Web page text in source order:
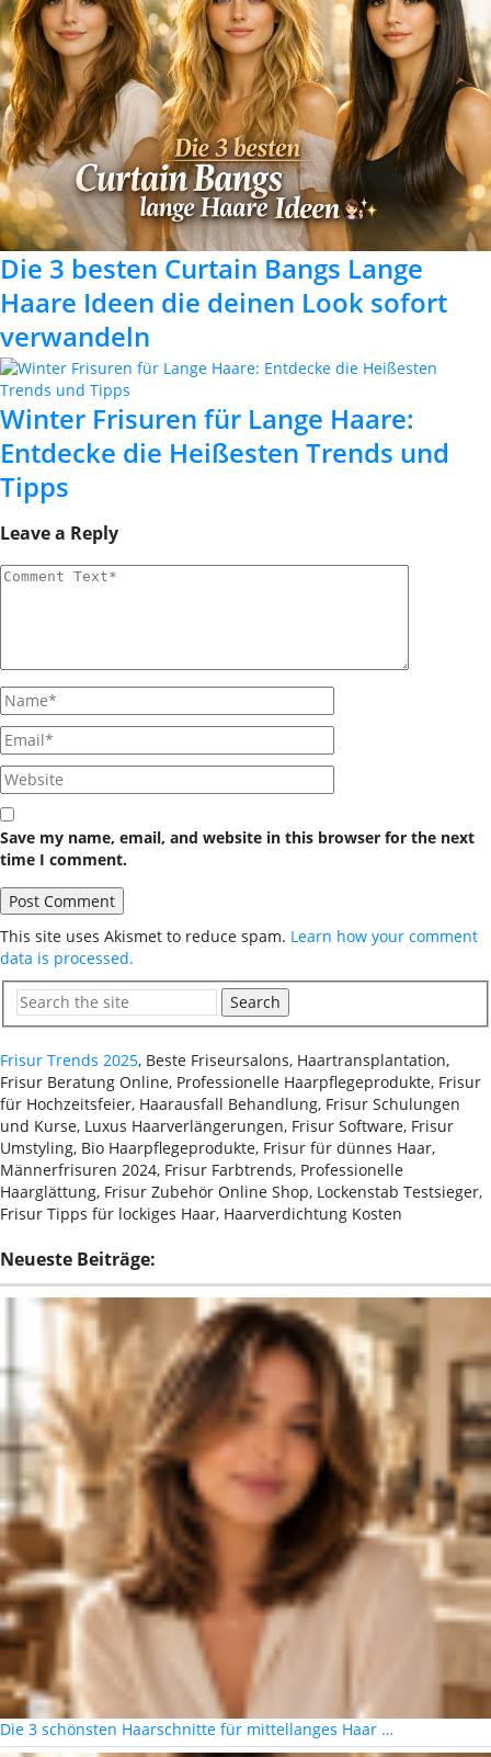
Die 3 besten Curtain Bangs Lange
Haare Ideen die deinen Look sofort
verwandeln
Winter Frisuren für Lange Haare:
Entdecke die Heißesten Trends und
Tipps
Leave a Reply
Save my name, email, and website in this browser for the next
time I comment.
This site uses Akismet to reduce spam. Learn how your comment
data is processed.
Search
Frisur Trends 2025, Beste Friseursalons, Haartransplantation,
Frisur Beratung Online, Professionelle Haarpflegeprodukte, Frisur
für Hochzeitsfeier, Haarausfall Behandlung, Frisur Schulungen
und Kurse, Luxus Haarverlängerungen, Frisur Software, Frisur
Umstyling, Bio Haarpflegeprodukte, Frisur für dünnes Haar,
Männerfrisuren 2024, Frisur Farbtrends, Professionelle
Haarglättung, Frisur Zubehör Online Shop, Lockenstab Testsieger,
Frisur Tipps für lockiges Haar, Haarverdichtung Kosten
Neueste Beiträge:
Die 3 schönsten Haarschnitte für mittellanges Haar …